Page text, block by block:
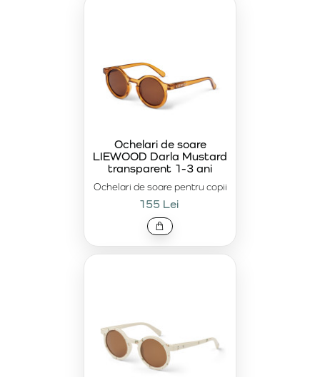
Ochelari de soare pentru copii
Ochelari de soare
LIEWOOD Darla Mustard
transparent 1-3 ani
155 Lei